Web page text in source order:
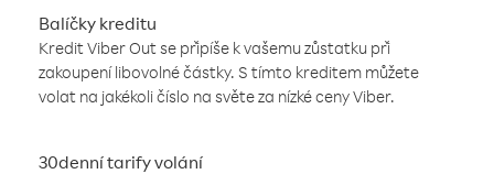
Balíčky kreditu
Kredit Viber Out se připíše k vašemu zůstatku při
zakoupení libovolné částky. S tímto kreditem můžete
volat na jakékoli číslo na světe za nízké ceny Viber.
30denní tarify volání